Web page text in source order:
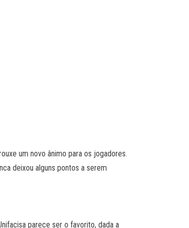
um novo ânimo para os jogadores.
deixou alguns pontos a serem
parece ser o favorito, dada a